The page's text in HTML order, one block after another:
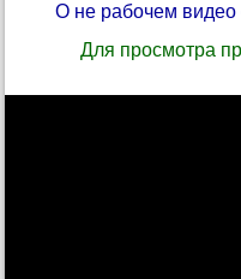
О не рабочем видео
Для просмотра